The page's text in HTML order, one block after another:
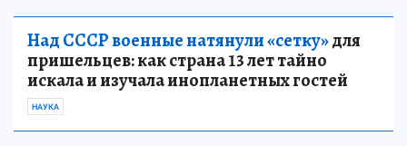
Над СССР военные натянули «сетку»для
пришельцев: как страна 13 лет тайно
искала и изучала инопланетных гостей
НАУКА